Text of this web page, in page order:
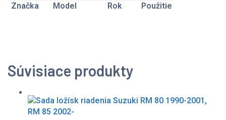
Značka Model Rok Použitie
Súvisiace produkty